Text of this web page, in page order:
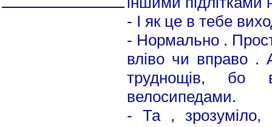
- І як це в тебе
- Нормально .
вліво чи вправо .
труднощів, бо
велосипедами.
- Та , зрозуміло,